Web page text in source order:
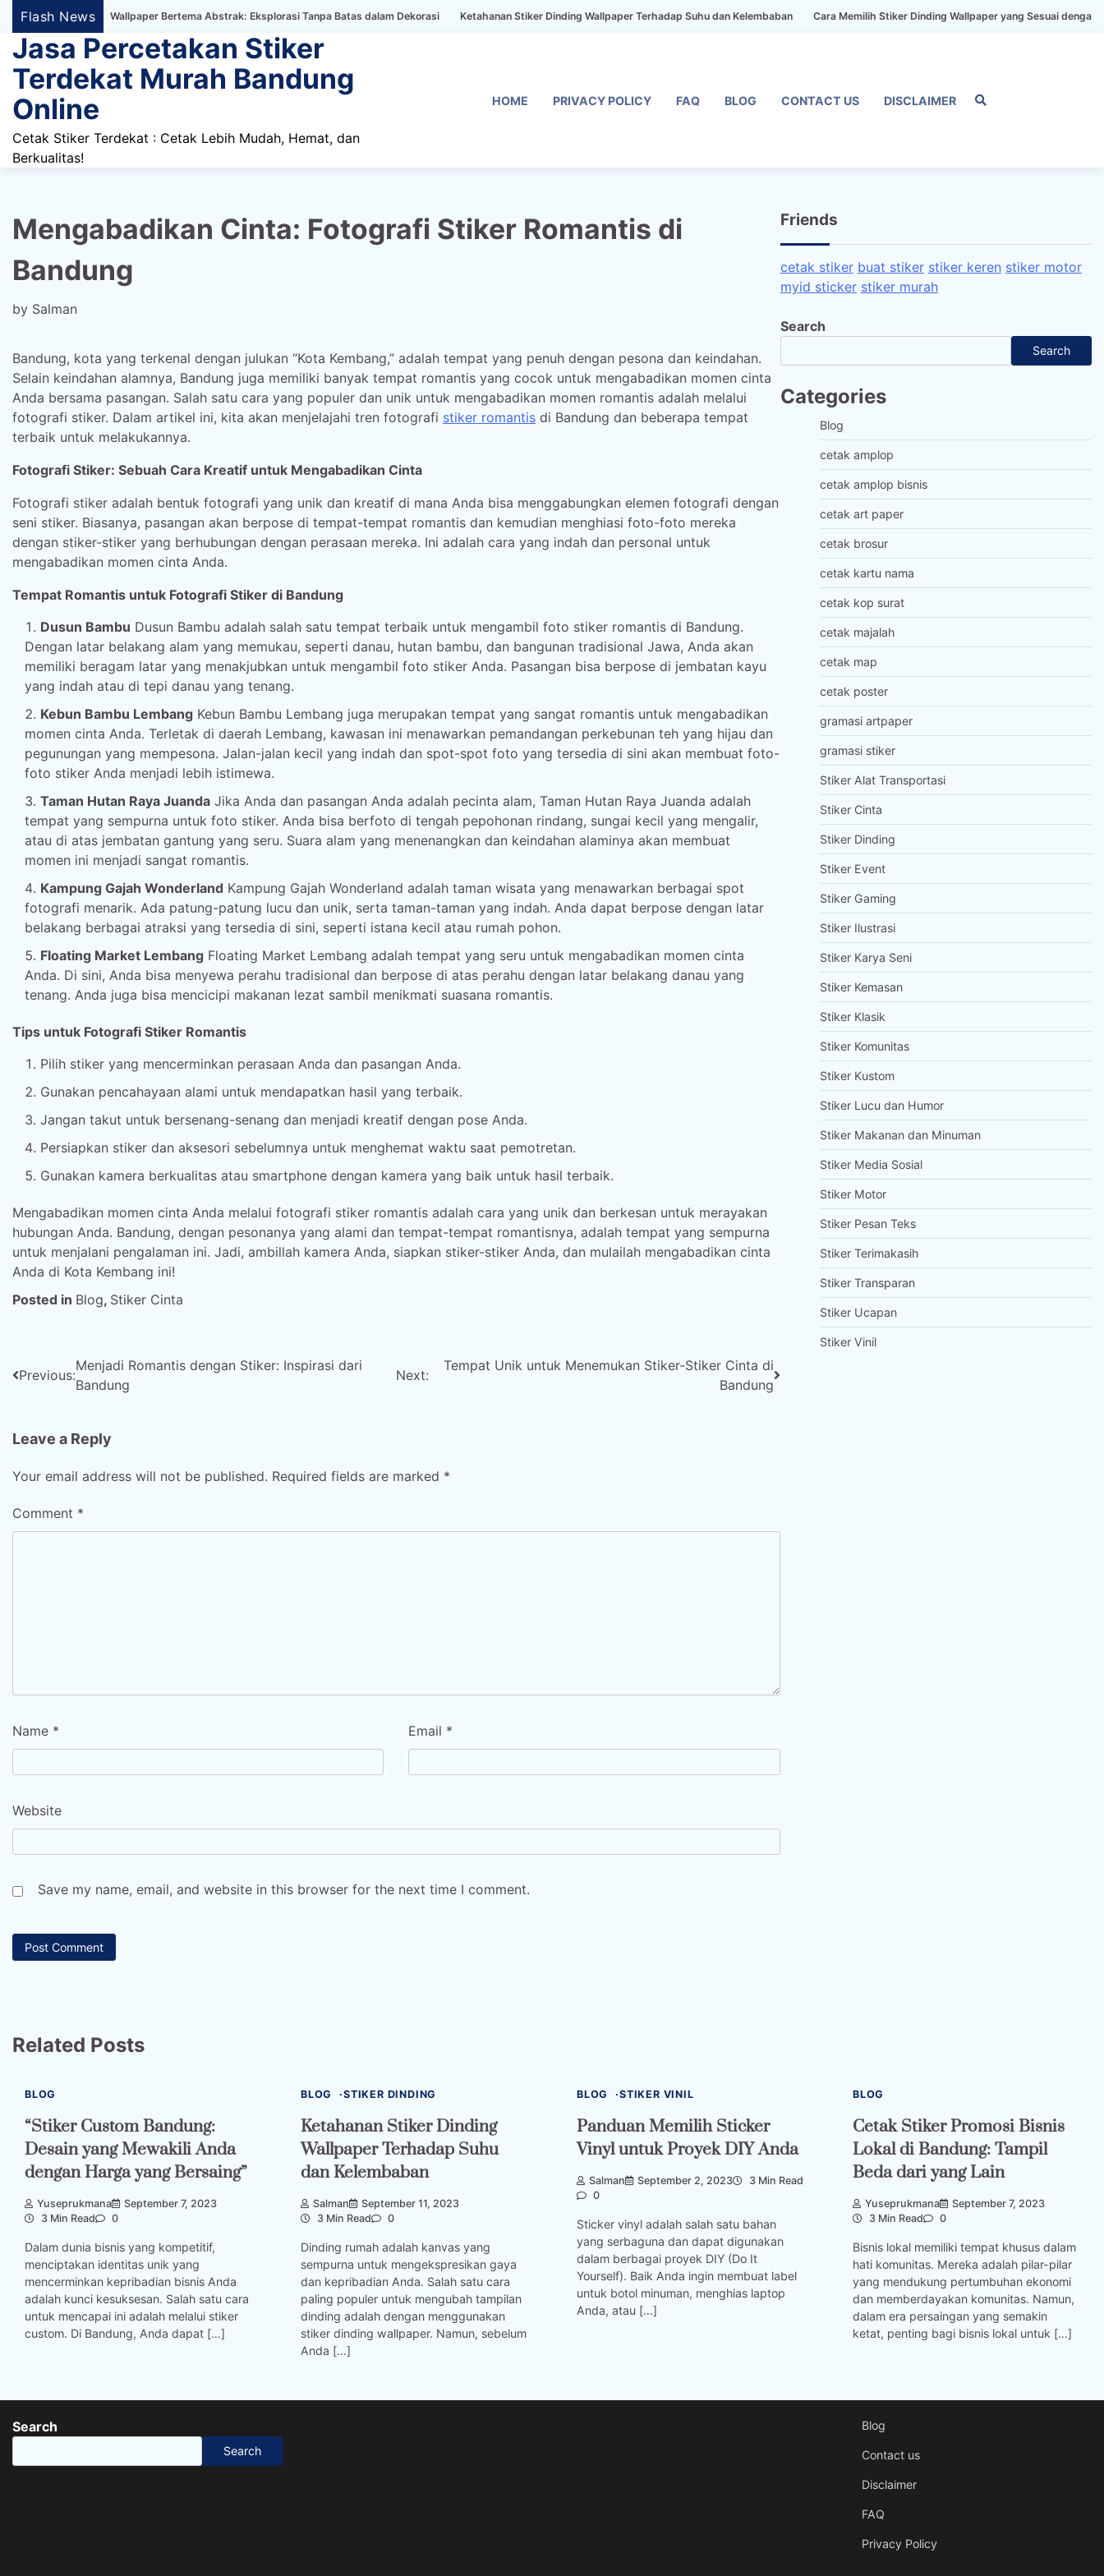
Skip
content
Flash News
Dinding Wallpaper Bertema Abstrak: Eksplorasi Tanpa Batas dalam Dekorasi Ketahanan Stiker Dinding Wallpaper Terhadap Suhu dan Kelembaban Cara Memilih Stiker Dinding Wallpaper yang Sesuai dengan Gaya
Jasa Percetakan Stiker
Terdekat Murah Bandung
Online
Cetak Stiker Terdekat : Cetak Lebih Mudah, Hemat, dan
Berkualitas!
HOME PRIVACY POLICY FAQ BLOG CONTACT US DISCLAIMER
Mengabadikan Cinta: Fotografi Stiker Romantis di
Bandung
by Salman
Bandung, kota yang terkenal dengan julukan “Kota Kembang,” adalah tempat yang penuh dengan pesona dan keindahan.
Selain keindahan alamnya, Bandung juga memiliki banyak tempat romantis yang cocok untuk mengabadikan momen cinta
Anda bersama pasangan. Salah satu cara yang populer dan unik untuk mengabadikan momen romantis adalah melalui
fotografi stiker. Dalam artikel ini, kita akan menjelajahi tren fotografi stiker romantis di Bandung dan beberapa tempat
terbaik untuk melakukannya.
Fotografi Stiker: Sebuah Cara Kreatif untuk Mengabadikan Cinta
Fotografi stiker adalah bentuk fotografi yang unik dan kreatif di mana Anda bisa menggabungkan elemen fotografi dengan
seni stiker. Biasanya, pasangan akan berpose di tempat-tempat romantis dan kemudian menghiasi foto-foto mereka
dengan stiker-stiker yang berhubungan dengan perasaan mereka. Ini adalah cara yang indah dan personal untuk
mengabadikan momen cinta Anda.
Tempat Romantis untuk Fotografi Stiker di Bandung
Dusun Bambu Dusun Bambu adalah salah satu tempat terbaik untuk mengambil foto stiker romantis di Bandung.
Dengan latar belakang alam yang memukau, seperti danau, hutan bambu, dan bangunan tradisional Jawa, Anda akan
memiliki beragam latar yang menakjubkan untuk mengambil foto stiker Anda. Pasangan bisa berpose di jembatan kayu
yang indah atau di tepi danau yang tenang.
Kebun Bambu Lembang Kebun Bambu Lembang juga merupakan tempat yang sangat romantis untuk mengabadikan
momen cinta Anda. Terletak di daerah Lembang, kawasan ini menawarkan pemandangan perkebunan teh yang hijau dan
pegunungan yang mempesona. Jalan-jalan kecil yang indah dan spot-spot foto yang tersedia di sini akan membuat foto-
foto stiker Anda menjadi lebih istimewa.
Taman Hutan Raya Juanda Jika Anda dan pasangan Anda adalah pecinta alam, Taman Hutan Raya Juanda adalah
tempat yang sempurna untuk foto stiker. Anda bisa berfoto di tengah pepohonan rindang, sungai kecil yang mengalir,
atau di atas jembatan gantung yang seru. Suara alam yang menenangkan dan keindahan alaminya akan membuat
momen ini menjadi sangat romantis.
Kampung Gajah Wonderland Kampung Gajah Wonderland adalah taman wisata yang menawarkan berbagai spot
fotografi menarik. Ada patung-patung lucu dan unik, serta taman-taman yang indah. Anda dapat berpose dengan latar
belakang berbagai atraksi yang tersedia di sini, seperti istana kecil atau rumah pohon.
Floating Market Lembang Floating Market Lembang adalah tempat yang seru untuk mengabadikan momen cinta
Anda. Di sini, Anda bisa menyewa perahu tradisional dan berpose di atas perahu dengan latar belakang danau yang
tenang. Anda juga bisa mencicipi makanan lezat sambil menikmati suasana romantis.
Tips untuk Fotografi Stiker Romantis
Pilih stiker yang mencerminkan perasaan Anda dan pasangan Anda.
Gunakan pencahayaan alami untuk mendapatkan hasil yang terbaik.
Jangan takut untuk bersenang-senang dan menjadi kreatif dengan pose Anda.
Persiapkan stiker dan aksesori sebelumnya untuk menghemat waktu saat pemotretan.
Gunakan kamera berkualitas atau smartphone dengan kamera yang baik untuk hasil terbaik.
Mengabadikan momen cinta Anda melalui fotografi stiker romantis adalah cara yang unik dan berkesan untuk merayakan
hubungan Anda. Bandung, dengan pesonanya yang alami dan tempat-tempat romantisnya, adalah tempat yang sempurna
untuk menjalani pengalaman ini. Jadi, ambillah kamera Anda, siapkan stiker-stiker Anda, dan mulailah mengabadikan cinta
Anda di Kota Kembang ini!
Posted in Blog, Stiker Cinta
Post
navigation
Previous:
Menjadi Romantis dengan Stiker: Inspirasi dari
Bandung
Next:
Tempat Unik untuk Menemukan Stiker-Stiker Cinta di
Bandung
Leave a Reply
Your email address will not be published. Required fields are marked *
Comment *
Name * Email *
Website
Save my name, email, and website in this browser for the next time I comment.
Friends
cetak stiker buat stiker stiker keren stiker motor
myid sticker stiker murah
Search
Search
Categories
Blog
cetak amplop
cetak amplop bisnis
cetak art paper
cetak brosur
cetak kartu nama
cetak kop surat
cetak majalah
cetak map
cetak poster
gramasi artpaper
gramasi stiker
Stiker Alat Transportasi
Stiker Cinta
Stiker Dinding
Stiker Event
Stiker Gaming
Stiker Ilustrasi
Stiker Karya Seni
Stiker Kemasan
Stiker Klasik
Stiker Komunitas
Stiker Kustom
Stiker Lucu dan Humor
Stiker Makanan dan Minuman
Stiker Media Sosial
Stiker Motor
Stiker Pesan Teks
Stiker Terimakasih
Stiker Transparan
Stiker Ucapan
Stiker Vinil
Related Posts
BLOG
“Stiker Custom Bandung:
Desain yang Mewakili Anda
dengan Harga yang Bersaing”
Yuseprukmana
September 7, 2023
3 Min Read
0
Dalam dunia bisnis yang kompetitif,
menciptakan identitas unik yang
mencerminkan kepribadian bisnis Anda
adalah kunci kesuksesan. Salah satu cara
untuk mencapai ini adalah melalui stiker
custom. Di Bandung, Anda dapat […]
BLOG STIKER DINDING
Ketahanan Stiker Dinding
Wallpaper Terhadap Suhu
dan Kelembaban
Salman
September 11, 2023
3 Min Read
0
Dinding rumah adalah kanvas yang
sempurna untuk mengekspresikan gaya
dan kepribadian Anda. Salah satu cara
paling populer untuk mengubah tampilan
dinding adalah dengan menggunakan
stiker dinding wallpaper. Namun, sebelum
Anda […]
BLOG STIKER VINIL
Panduan Memilih Sticker
Vinyl untuk Proyek DIY Anda
Salman September 2, 2023
3 Min Read
0
Sticker vinyl adalah salah satu bahan
yang serbaguna dan dapat digunakan
dalam berbagai proyek DIY (Do It
Yourself). Baik Anda ingin membuat label
untuk botol minuman, menghias laptop
Anda, atau […]
BLOG
Cetak Stiker Promosi Bisnis
Lokal di Bandung: Tampil
Beda dari yang Lain
Yuseprukmana
September 7, 2023
3 Min Read
0
Bisnis lokal memiliki tempat khusus dalam
hati komunitas. Mereka adalah pilar-pilar
yang mendukung pertumbuhan ekonomi
dan memberdayakan komunitas. Namun,
dalam era persaingan yang semakin
ketat, penting bagi bisnis lokal untuk […]
Search
Search
Blog
Contact us
Disclaimer
FAQ
Privacy Policy